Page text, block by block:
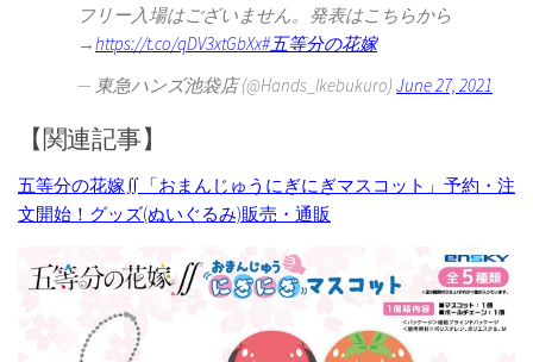
フリー入場はございません。発表はこちらから
→https://t.co/qDV3xtGbXx#五等分の花嫁
— 東急ハンズ池袋店 (@Hands_Ikebukuro) June 27, 2021
【関連記事】
五等分の花嫁∬「おまんじゅうにぎにぎマスコット」予約・注
文開始！グッズ(ぬいぐるみ)販売・通販